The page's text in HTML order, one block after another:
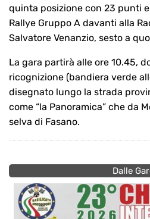
quinta posizione con 23 punti
Rallye Gruppo A davanti alla
Salvatore Venanzio, sesto a
La gara partirà alle ore 10.45,
ricognizione (bandiera verde
disegnato lungo la strada
come “la Panoramica” che da
selva di Fasano.
Dalle